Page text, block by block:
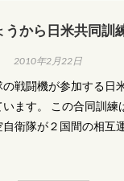
うから日米共同訓
2010年2月22日
戦闘機が参加する日
ます。 この合同訓練
衛隊が２国間の相互